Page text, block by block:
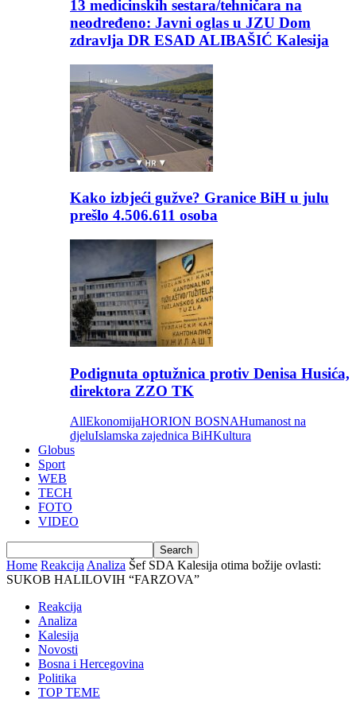
13 medicinskih sestara/tehničara na
neodređeno: Javni oglas u JZU Dom
zdravlja DR ESAD ALIBAŠIĆ Kalesija
Kako izbjeći gužve? Granice BiH u julu
prešlo 4.506.611 osoba
Podignuta optužnica protiv Denisa Husića,
direktora ZZO TK
AllEkonomijaHORION BOSNAHumanost na
djeluIslamska zajednica BiHKultura
Globus
Sport
WEB
TECH
FOTO
VIDEO
Home Reakcija Analiza Šef SDA Kalesija otima božije ovlasti:
SUKOB HALILOVIH “FARZOVA”
Reakcija
Analiza
Kalesija
Novosti
Bosna i Hercegovina
Politika
TOP TEME